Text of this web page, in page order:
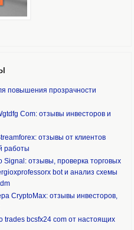
повышения прозрачности
Com: отзывы инвесторов и
отзывы от клиентов
работы
отзывы, проверка торговых
bot и анализ схемы
CryptoMax: отзывы инвесторов,
trades bcsfx24 com от настоящих